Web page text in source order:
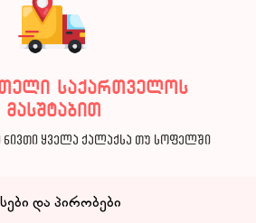
საქართველოს
მასშტაბით
ნივთი ყველა ქალაქსა თუ სოფელში
და პირობები